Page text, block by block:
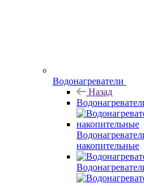
Водонагреватели
Назад
накопительные